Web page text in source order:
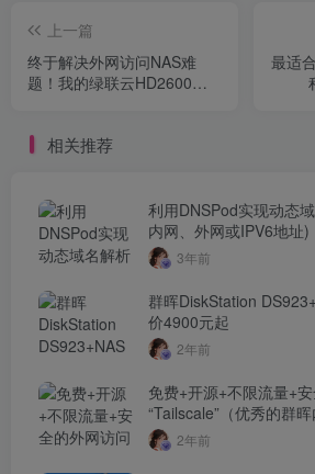
上一篇
终于解决外网访问NAS难
题！我的绿联云HD2600初
最适
相关推荐
利用DNSPod实现动态
内网、外网或IPV6地址)
3年前
群晖DiskStation
价4900元起
2年前
免费+开源+不限流量+
“Tailscale”（优秀的群
2年前